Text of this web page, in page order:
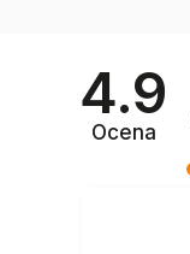
4.9
Ocena